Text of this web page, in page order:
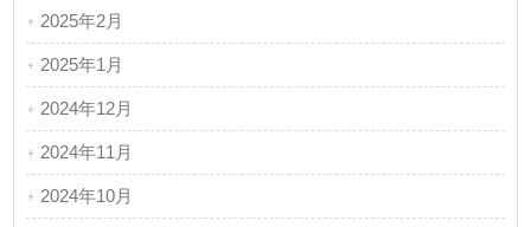
2025年2月
2025年1月
2024年12月
2024年11月
2024年10月